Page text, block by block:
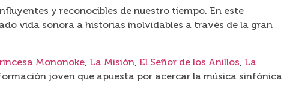
y reconocibles de nuestro tiempo. En este
vida sonora a historias inolvidables a través de la gran
Mononoke, La Misión, El Señor de los Anillos, La
joven que apuesta por acercar la música sinfónica